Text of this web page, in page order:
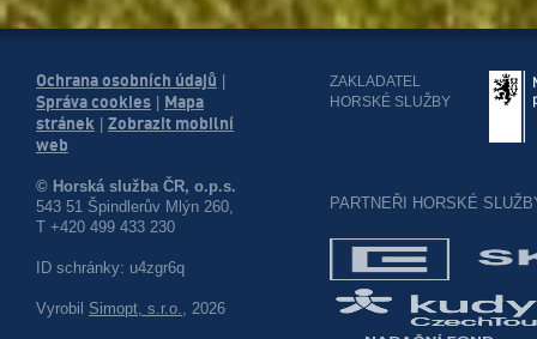
Ochrana osobních údajů
Správa cookies
Mapa
stránek
Zobrazit mobilní
web
© Horská služba ČR, o.p.s.
543 51 Špindlerův Mlýn 260,
T +420 499 433 230
ID schránky: u4zgr6q
Vyrobil Simopt, s.r.o., 2026
ZAKLADATEL
HORSKÉ SLUŽBY
PARTNEŘI HORSKÉ